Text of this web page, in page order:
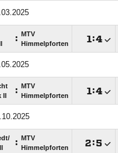
:
MTV
Himmelpforten
:
:
MTV
Himmelpforten
:
:
MTV
Himmelpforten
: